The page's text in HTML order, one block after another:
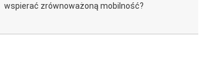
wspierać zrównoważoną mobilność?